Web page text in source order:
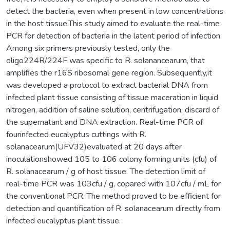
detect the bacteria, even when present in low concentrations
in the host tissue.This study aimed to evaluate the real-time
PCR for detection of bacteria in the latent period of infection.
Among six primers previously tested, only the
oligo224R/224F was specific to R. solanancearum, that
amplifies the r16S ribosomal gene region. Subsequently,it
was developed a protocol to extract bacterial DNA from
infected plant tissue consisting of tissue maceration in liquid
nitrogen, addition of saline solution, centrifugation, discard of
the supernatant and DNA extraction. Real-time PCR of
fourinfected eucalyptus cuttings with R.
solanacearum(UFV32)evaluated at 20 days after
inoculationshowed 105 to 106 colony forming units (cfu) of
R. solanacearum / g of host tissue. The detection limit of
real-time PCR was 103cfu / g, copared with 107cfu / mL for
the conventional PCR. The method proved to be efficient for
detection and quantification of R. solanacearum directly from
infected eucalyptus plant tissue.